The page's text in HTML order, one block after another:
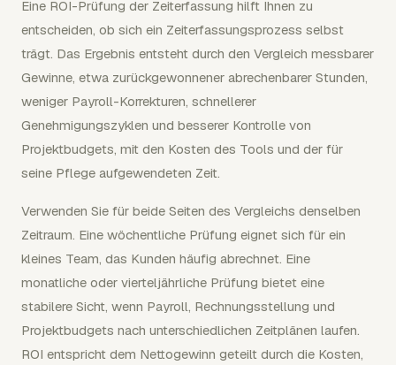
Eine ROI-Prüfung der Zeiterfassung hilft Ihnen zu
entscheiden, ob sich ein Zeiterfassungsprozess selbst
trägt. Das Ergebnis entsteht durch den Vergleich messbarer
Gewinne, etwa zurückgewonnener abrechenbarer Stunden,
weniger Payroll-Korrekturen, schnellerer
Genehmigungszyklen und besserer Kontrolle von
Projektbudgets, mit den Kosten des Tools und der für
seine Pflege aufgewendeten Zeit.
Verwenden Sie für beide Seiten des Vergleichs denselben
Zeitraum. Eine wöchentliche Prüfung eignet sich für ein
kleines Team, das Kunden häufig abrechnet. Eine
monatliche oder vierteljährliche Prüfung bietet eine
stabilere Sicht, wenn Payroll, Rechnungsstellung und
Projektbudgets nach unterschiedlichen Zeitplänen laufen.
ROI entspricht dem Nettogewinn geteilt durch die Kosten,